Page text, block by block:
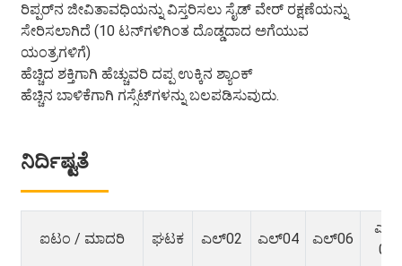
ರಿಪ್ಪರ್‌ನ ಜೀವಿತಾವಧಿಯನ್ನು ವಿಸ್ತರಿಸಲು ಸೈಡ್ ವೇರ್ ರಕ್ಷಣೆಯನ್ನು
ಸೇರಿಸಲಾಗಿದೆ (10 ಟನ್‌ಗಳಿಗಿಂತ ದೊಡ್ಡದಾದ ಅಗೆಯುವ
ಯಂತ್ರಗಳಿಗೆ)
ಹೆಚ್ಚಿದ ಶಕ್ತಿಗಾಗಿ ಹೆಚ್ಚುವರಿ ದಪ್ಪ ಉಕ್ಕಿನ ಶ್ಯಾಂಕ್
ಹೆಚ್ಚಿನ ಬಾಳಿಕೆಗಾಗಿ ಗಸ್ಸೆಟ್‌ಗಳನ್ನು ಬಲಪಡಿಸುವುದು.
ನಿರ್ದಿಷ್ಟತೆ
ಐಟಂ / ಮಾದರಿ ಘಟಕ ಎಲ್02 ಎಲ್04 ಎಲ್06
ಎಲ್
08